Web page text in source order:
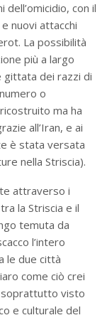
dell’omicidio, con il
nuovi attacchi
La possibilità
più a largo
gittata dei razzi di
o
ma ha
all’Iran, e ai
è stata versata
nella Striscia).
attraverso i
la Striscia e il
temuta da
l’intero
le due città
come ciò crei
soprattutto visto
e culturale del